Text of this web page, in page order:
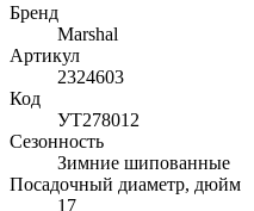
Бренд
Marshal
Артикул
2324603
Код
УТ278012
Сезонность
Зимние шипованные
Посадочный диаметр, дюйм
17